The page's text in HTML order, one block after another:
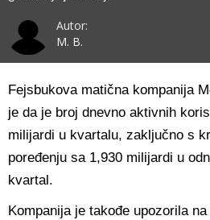
Autor:
M. B.
Fejsbukova matična kompanija
je da je broj dnevno aktivnih
milijardi u kvartalu, zaključno s
poređenju sa 1,930 milijardi u
kvartal.
Kompanija je takođe upozorila